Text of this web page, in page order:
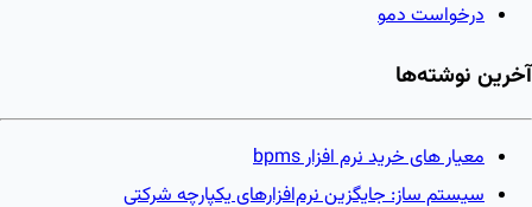
درخواست دمو
آخرین نوشته‌ها
معیار های خرید نرم افزار bpms
سیستم ساز: جایگزین نرم‌افزارهای یکپارچه شرکتی